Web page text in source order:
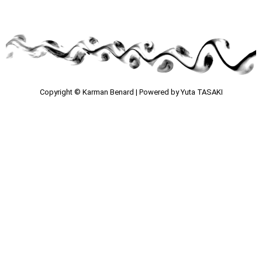
Copyright © Karman Benard | Powered by Yuta TASAKI